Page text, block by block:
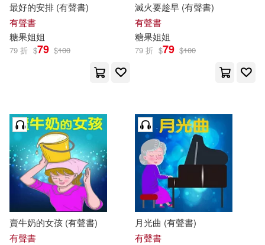
最好的安排 (有聲書)
有聲書
糖果姐姐
79 折 $79 $100
滅火要趁早 (有聲書)
有聲書
糖果姐姐
79 折 $79 $100
賣牛奶的女孩 (有聲書)
有聲書
月光曲 (有聲書)
有聲書